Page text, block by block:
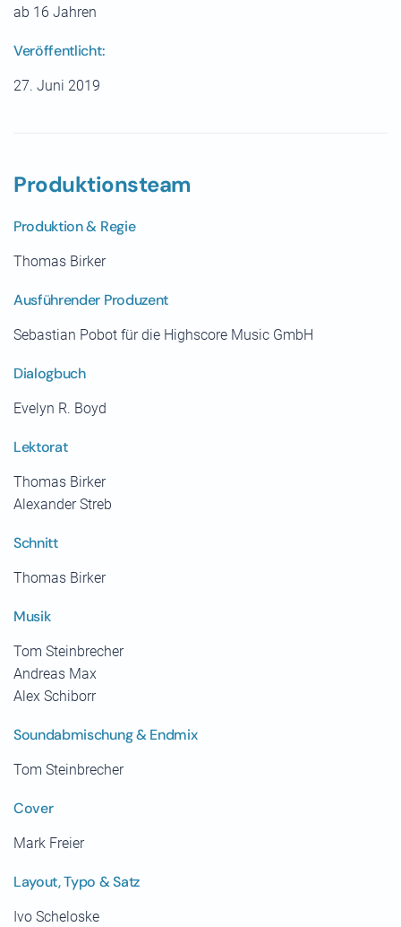
ab 16 Jahren
Veröffentlicht:
27. Juni 2019
Produktionsteam
Produktion & Regie
Thomas Birker
Ausführender Produzent
Sebastian Pobot für die Highscore Music GmbH
Dialogbuch
Evelyn R. Boyd
Lektorat
Thomas Birker
Alexander Streb
Schnitt
Thomas Birker
Musik
Tom Steinbrecher
Andreas Max
Alex Schiborr
Soundabmischung & Endmix
Tom Steinbrecher
Cover
Mark Freier
Layout, Typo & Satz
Ivo Scheloske